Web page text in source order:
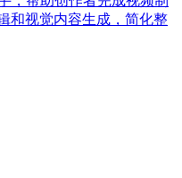
和视觉内容生成，简化整